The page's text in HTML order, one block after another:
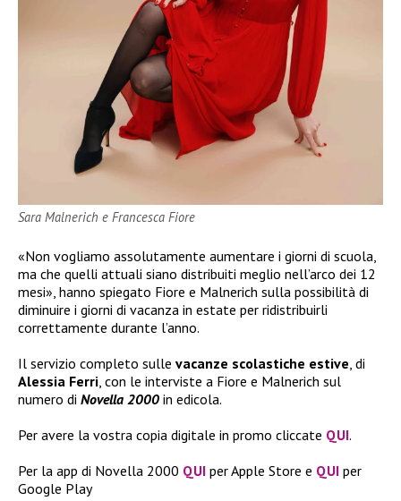
Sara Malnerich e Francesca Fiore
«Non vogliamo assolutamente aumentare i giorni di scuola,
ma che quelli attuali siano distribuiti meglio nell’arco dei 12
mesi», hanno spiegato Fiore e Malnerich sulla possibilità di
diminuire i giorni di vacanza in estate per ridistribuirli
correttamente durante l’anno.
Il servizio completo sulle vacanze scolastiche estive , di
Alessia Ferri , con le interviste a Fiore e Malnerich sul
numero di Novella 2000 in edicola.
Per avere la vostra copia digitale in promo cliccate QUI.
Per la app di Novella 2000 QUI per Apple Store e QUI per
Google Play